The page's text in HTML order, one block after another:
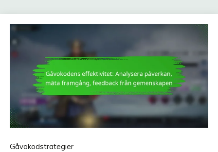
Gåvokodstrategier